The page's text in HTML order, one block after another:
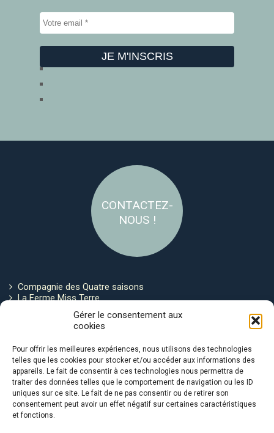
Gérer le consentement aux
cookies
Pour offrir les meilleures expériences, nous utilisons des technologies
telles que les cookies pour stocker et/ou accéder aux informations des
appareils. Le fait de consentir à ces technologies nous permettra de
traiter des données telles que le comportement de navigation ou les ID
uniques sur ce site. Le fait de ne pas consentir ou de retirer son
consentement peut avoir un effet négatif sur certaines caractéristiques
et fonctions.
CONTACTEZ-
NOUS !
Compagnie des Quatre saisons
La Ferme Miss Terre
Politique de cookies